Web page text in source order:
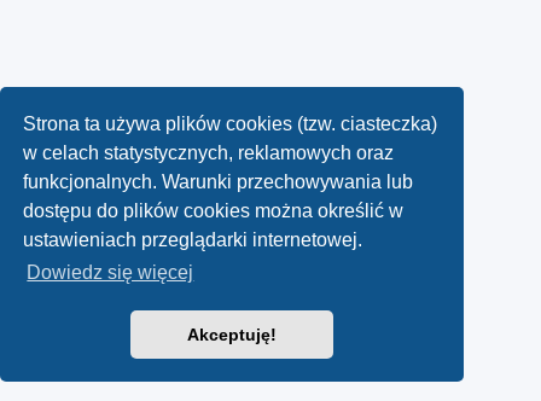
Strona ta używa plików cookies (tzw. ciasteczka)
w celach statystycznych, reklamowych oraz
funkcjonalnych. Warunki przechowywania lub
dostępu do plików cookies można określić w
ustawieniach przeglądarki internetowej.
Dowiedz się więcej
Akceptuję!